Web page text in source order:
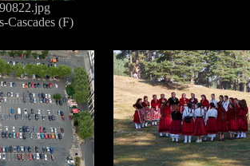
Cascades (F)